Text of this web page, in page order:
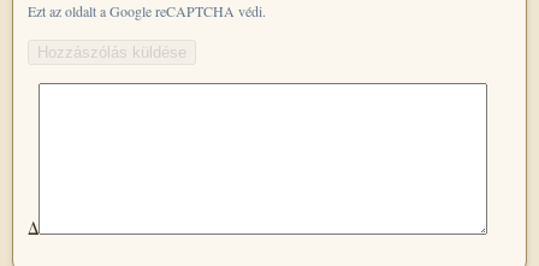
Ezt az oldalt a Google reCAPTCHA védi.
Δ